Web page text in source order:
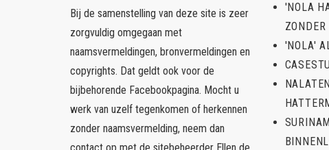
Bij de samenstelling van deze site is zeer
zorgvuldig omgegaan met
naamsvermeldingen, bronvermeldingen en
copyrights. Dat geldt ook voor de
bijbehorende Facebookpagina. Mocht u
werk van uzelf tegenkomen of herkennen
zonder naamsvermelding, neem dan
'NOLA
'NOLA'